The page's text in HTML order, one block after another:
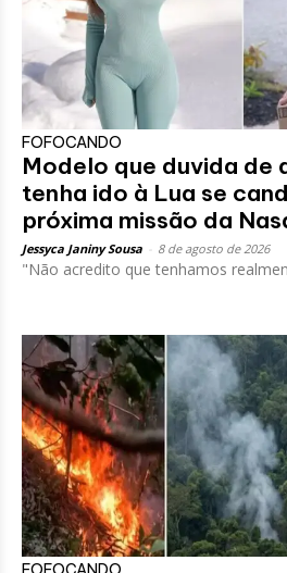
FOFOCANDO
Modelo que duvida de
tenha ido à Lua se
próxima missão da
Jessyca Janiny Sousa 8 de agosto de 2026
"Não acredito que tenhamos